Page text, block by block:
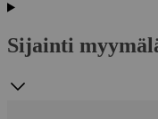
Sijainti